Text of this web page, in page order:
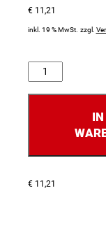
€11,21
inkl. 19 % MwSt. zzgl.
Anzahl
IN
€11,21